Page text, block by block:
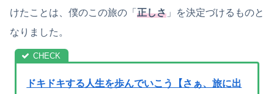
けたことは、僕のこの旅の「 正しさ 」を決定づけるものと
なりました。
ドキドキする人生を歩んでいこう【さぁ、旅に出